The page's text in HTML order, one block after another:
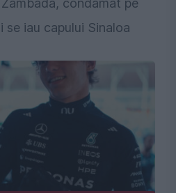
Zambada, condamat pe
se iau capului Sinaloa